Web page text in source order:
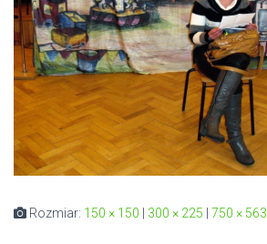
Rozmiar: 150 × 150 | 300 × 225 | 750 × 563